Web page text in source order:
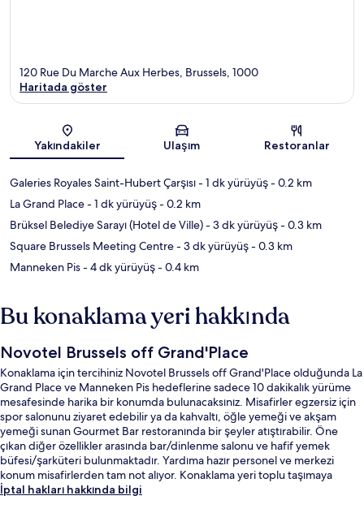
Harita
120 Rue Du Marche Aux Herbes, Brussels, 1000
Haritada göster
Yakındakiler Ulaşım Restoranlar
Galeries Royales Saint-Hubert Çarşısı- 1 dk yürüyüş- 0.2 km
La Grand Place- 1 dk yürüyüş- 0.2 km
Brüksel Belediye Sarayı (Hotel de Ville)- 3 dk yürüyüş- 0.3 km
Square Brussels Meeting Centre- 3 dk yürüyüş- 0.3 km
Manneken Pis- 4 dk yürüyüş- 0.4 km
Bu konaklama yeri hakkında
Novotel Brussels off Grand'Place
Konaklama için tercihiniz Novotel Brussels off Grand'Place olduğunda La
Grand Place ve Manneken Pis hedeflerine sadece 10 dakikalık yürüme
mesafesinde harika bir konumda bulunacaksınız. Misafirler egzersiz için
spor salonunu ziyaret edebilir ya da kahvaltı, öğle yemeği ve akşam
yemeği sunan Gourmet Bar restoranında bir şeyler atıştırabilir. Öne
çıkan diğer özellikler arasında bar/dinlenme salonu ve hafif yemek
büfesi/şarküteri bulunmaktadır. Yardıma hazır personel ve merkezi
konum misafirlerden tam not alıyor. Konaklama yeri toplu taşımaya
yakındır, Bourse-Beurs İstasyonu 7 dakikalık ve Palais Tramvay Durağı 7
İptal hakları hakkında bilgi